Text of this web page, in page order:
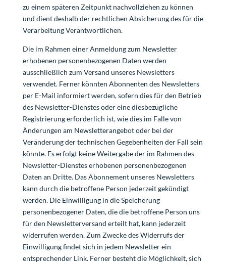
zu einem späteren Zeitpunkt nachvollziehen zu können
und dient deshalb der rechtlichen Absicherung des für die
Verarbeitung Verantwortlichen.
Die im Rahmen einer Anmeldung zum Newsletter
erhobenen personenbezogenen Daten werden
ausschließlich zum Versand unseres Newsletters
verwendet. Ferner könnten Abonnenten des Newsletters
per E-Mail informiert werden, sofern dies für den Betrieb
des Newsletter-Dienstes oder eine diesbezügliche
Registrierung erforderlich ist, wie dies im Falle von
Änderungen am Newsletterangebot oder bei der
Veränderung der technischen Gegebenheiten der Fall sein
könnte. Es erfolgt keine Weitergabe der im Rahmen des
Newsletter-Dienstes erhobenen personenbezogenen
Daten an Dritte. Das Abonnement unseres Newsletters
kann durch die betroffene Person jederzeit gekündigt
werden. Die Einwilligung in die Speicherung
personenbezogener Daten, die die betroffene Person uns
für den Newsletterversand erteilt hat, kann jederzeit
widerrufen werden. Zum Zwecke des Widerrufs der
Einwilligung findet sich in jedem Newsletter ein
entsprechender Link. Ferner besteht die Möglichkeit, sich